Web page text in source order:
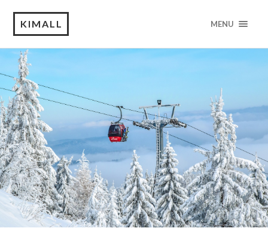
KIMALL MENU